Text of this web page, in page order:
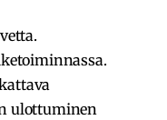
ulottuminen